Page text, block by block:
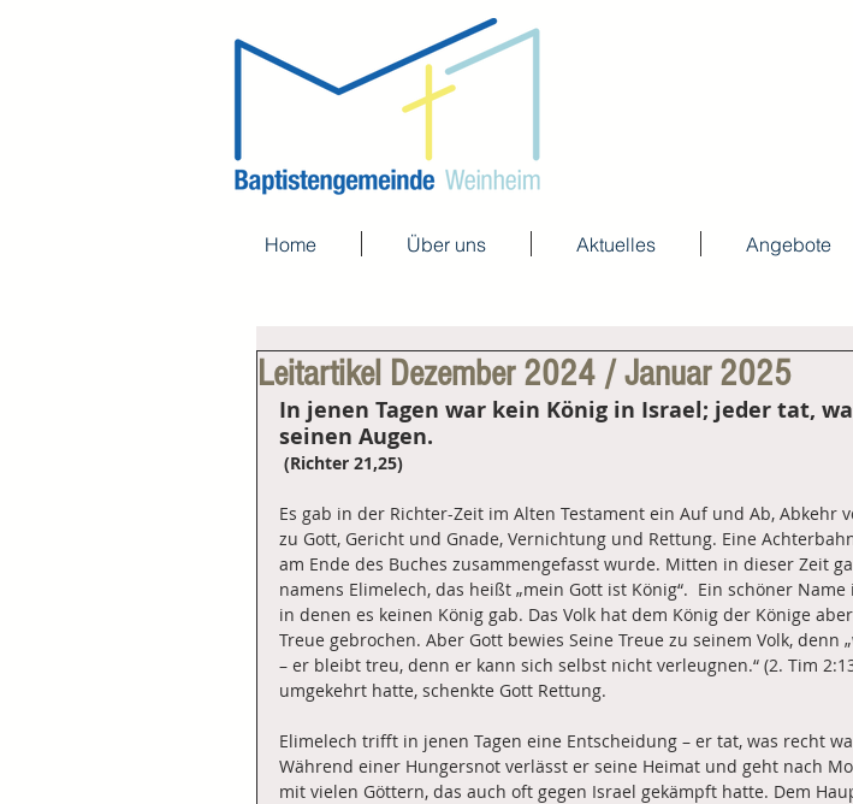
Home Über uns Aktuelles Angebote
Leitartikel Dezember 2024 / Januar 2025
In jenen Tagen war kein König in Israel; jeder tat,
seinen Augen.
(Richter 21,25)
Es gab in der Richter-Zeit im Alten Testament ein Auf und Ab, Abkehr
zu Gott, Gericht und Gnade, Vernichtung und Rettung. Eine
am Ende des Buches zusammengefasst wurde. Mitten in dieser Zeit
namens Elimelech, das heißt „mein Gott ist König“.  Ein schöner
in denen es keinen König gab. Das Volk hat dem König der Könige
Treue gebrochen. Aber Gott bewies Seine Treue zu seinem Volk, denn
– er bleibt treu, denn er kann sich selbst nicht verleugnen.“ (2. Tim
umgekehrt hatte, schenkte Gott Rettung.
Elimelech trifft in jenen Tagen eine Entscheidung – er tat, was recht
Während einer Hungersnot verlässt er seine Heimat und geht nach
mit vielen Göttern, das auch oft gegen Israel gekämpft hatte. Dem